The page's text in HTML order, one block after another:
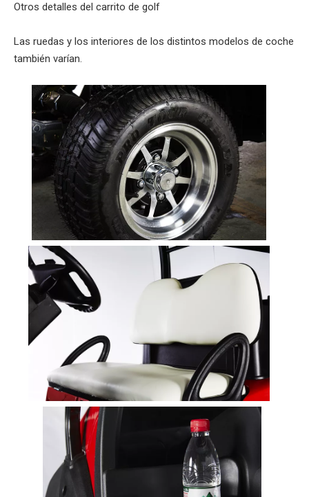
Otros detalles del carrito de golf
Las ruedas y los interiores de los distintos modelos de coche
también varían.